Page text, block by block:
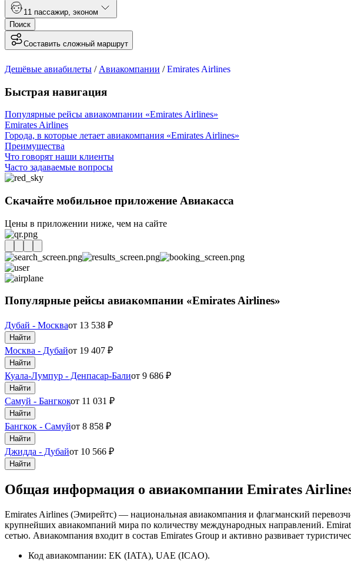
1 1 пассажир эконом
Поиск
Составить сложный маршрут
Дешёвые авиабилеты / Авиакомпании /Emirates Airlines
Быстрая навигация
Популярные рейсы авиакомпании «Emirates Airlines»
Emirates Airlines
Города, в которые летает авиакомпания «Emirates Airlines»
Преимущества
Что говорят наши клиенты
Часто задаваемые вопросы
Скачайте мобильное приложение Авиакасса
Цены в приложении ниже, чем на сайте
Популярные рейсы авиакомпании «Emirates Airlines»
Дубай - Москваот 13 538 ₽
Найти
Москва - Дубайот 19 407 ₽
Найти
Куала-Лумпур - Денпасар-Балиот 9 686 ₽
Найти
Самуй - Бангкокот 11 031 ₽
Найти
Бангкок - Самуйот 8 858 ₽
Найти
Джидда - Дубайот 10 566 ₽
Найти
Общая информация о авиакомпании Emirates
Emirates Airlines (Эмирейтс) — национальная авиакомпания и флагманский
крупнейших авиакомпаний мира по количеству международных направлений.
сетью. Авиакомпания входит в состав Emirates Group и активно развивает
Код авиакомпании: EK (IATA), UAE (ICAO).